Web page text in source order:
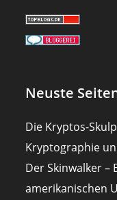
Neuste
Die Kryptos-
Kryptographie
Der Skinwalker –
amerikanischen